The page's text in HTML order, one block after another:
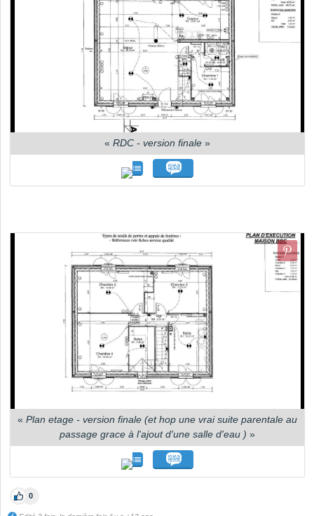
« RDC - version finale »
« Plan etage - version finale (et hop une vrai suite parentale au
passage grace à l'ajout d'une salle d'eau ) »
0